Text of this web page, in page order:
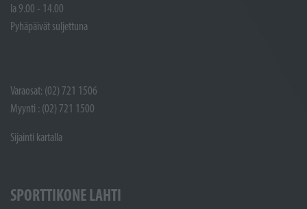
la 9.00 - 14.00
Pyhäpäivät suljettuna
Varaosat: (02) 721 1506
Myynti : (02) 721 1500
Sijainti kartalla
SPORTTIKONE LAHTI